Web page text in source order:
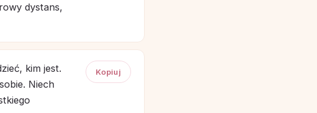
dystans,
kim jest.
Niech
Kopiuj